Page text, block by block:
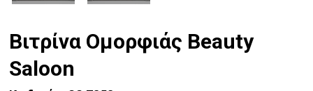
Βιτρίνα Ομορφιάς Beauty
Saloon